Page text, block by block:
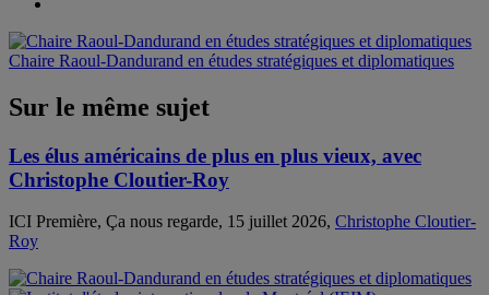
Chaire Raoul-Dandurand en études stratégiques et diplomatiques
Sur le même sujet
Les élus américains de plus en plus vieux, avec
Christophe Cloutier-Roy
ICI Première, Ça nous regarde, 15 juillet 2026, Christophe Cloutier-
Roy